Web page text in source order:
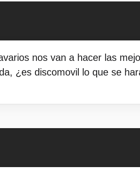
nos van a hacer las
¿es discomovil lo que se